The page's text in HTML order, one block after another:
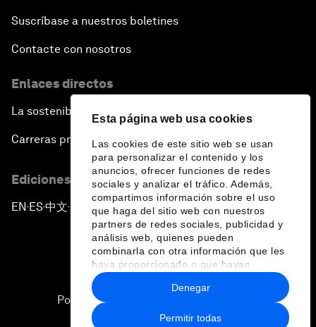
Esta página web usa cookies
Las cookies de este sitio web se usan
para personalizar el contenido y los
anuncios, ofrecer funciones de redes
sociales y analizar el tráfico. Además,
compartimos información sobre el uso
que haga del sitio web con nuestros
partners de redes sociales, publicidad y
análisis web, quienes pueden
combinarla con otra información que les
haya proporcionado o que hayan
recopilado a partir del uso que haya
hecho de sus servicios.
Permitir todas
Denegar
Suscríbase a nuestros boletines
Contacte con nosotros
Enlaces directos
La sostenibilidad en el Foro
Carreras profesionales
Ediciones en otros idiomas
EN ▪ES▪中文▪ 日本語
Política de privacidad y normas de uso